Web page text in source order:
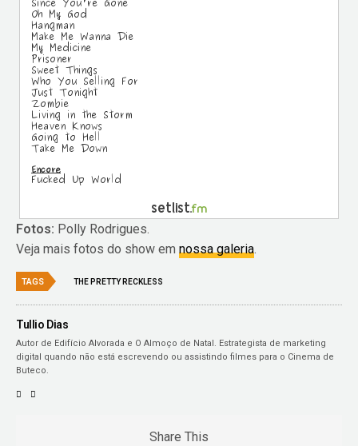
Fotos: Polly Rodrigues.
Veja mais fotos do show emnossa galeria.
TAGS THE PRETTY RECKLESS
Tullio Dias
Autor de Edifício Alvorada e O Almoço de Natal. Estrategista de marketing
digital quando não está escrevendo ou assistindo filmes para o Cinema de
Buteco.
Share This